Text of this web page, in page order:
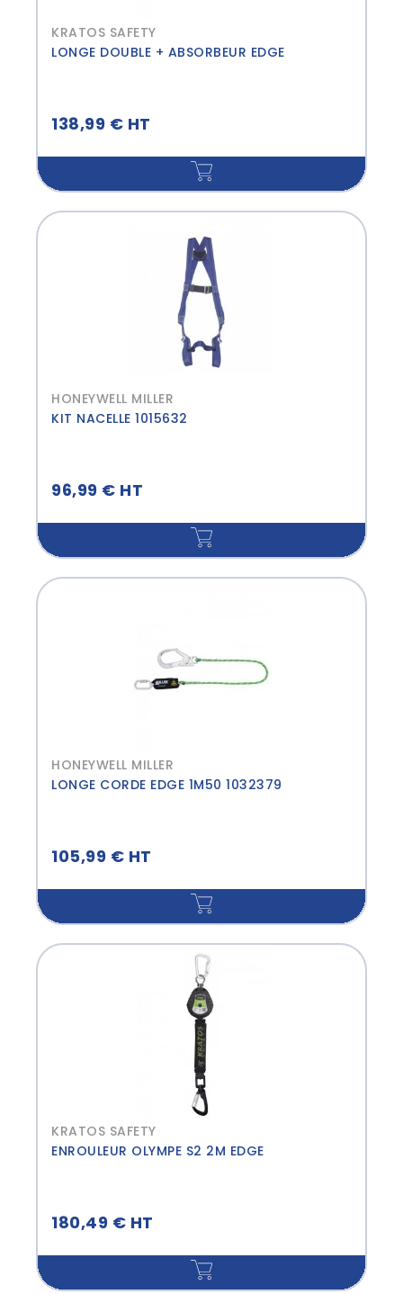
KRATOS SAFETY
LONGE DOUBLE + ABSORBEUR EDGE
138,99 € HT
HONEYWELL MILLER
KIT NACELLE 1015632
96,99 € HT
HONEYWELL MILLER
LONGE CORDE EDGE 1M50 1032379
105,99 € HT
KRATOS SAFETY
ENROULEUR OLYMPE S2 2M EDGE
180,49 € HT